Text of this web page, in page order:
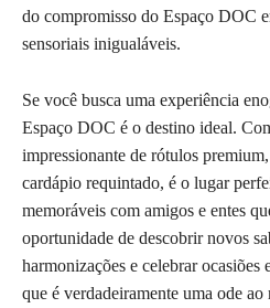
do compromisso do Espaço DOC
sensoriais inigualáveis.
Se você busca uma experiência
Espaço DOC é o destino ideal.
impressionante de rótulos
cardápio requintado, é o lugar
memoráveis com amigos e entes
oportunidade de descobrir novos
harmonizações e celebrar ocasiões
que é verdadeiramente uma ode